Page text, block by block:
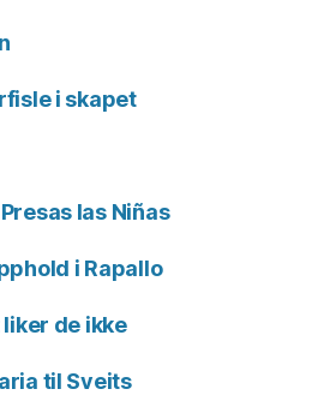
i skapet
las Niñas
i Rapallo
de ikke
til Sveits